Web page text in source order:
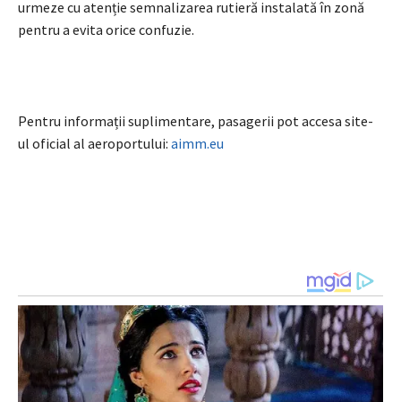
urmeze cu atenție semnalizarea rutieră instalată în zonă
pentru a evita orice confuzie.
Pentru informații suplimentare, pasagerii pot accesa site-
ul oficial al aeroportului: aimm.eu